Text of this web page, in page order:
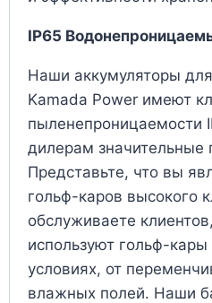
IP65
Наши аккумуляторы
Kamada Power имеют
пыленепроницаемости
дилерам значительные
Представьте, что вы
гольф-каров высокого
обслуживаете
используют гольф-
условиях, от
влажных полей. Наши